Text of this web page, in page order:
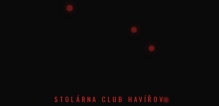
STOLÁRNA CLUB HAVÍŘOV